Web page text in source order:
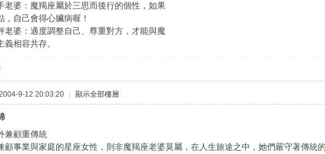
老婆：魔羯座屬於三思而後行的個性，如果
，自己會得心臟病喔！
老婆：適度調整自己、尊重對方，才能與魔
相容共存。
9-12 20:03:20 | 顯示全部樓層
顧重傳統
顧事業與家庭的星座女性，則非魔羯座老婆莫屬，在人生旅途之中，她們嚴守著傳統